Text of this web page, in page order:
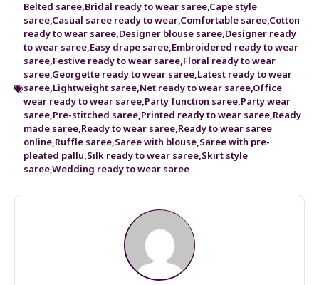
Belted saree,Bridal ready to wear saree,Cape style
saree,Casual saree ready to wear,Comfortable saree,Cotton
ready to wear saree,Designer blouse saree,Designer ready
to wear saree,Easy drape saree,Embroidered ready to wear
saree,Festive ready to wear saree,Floral ready to wear
saree,Georgette ready to wear saree,Latest ready to wear
saree,Lightweight saree,Net ready to wear saree,Office
wear ready to wear saree,Party function saree,Party wear
saree,Pre-stitched saree,Printed ready to wear saree,Ready
made saree,Ready to wear saree,Ready to wear saree
online,Ruffle saree,Saree with blouse,Saree with pre-
pleated pallu,Silk ready to wear saree,Skirt style
saree,Wedding ready to wear saree